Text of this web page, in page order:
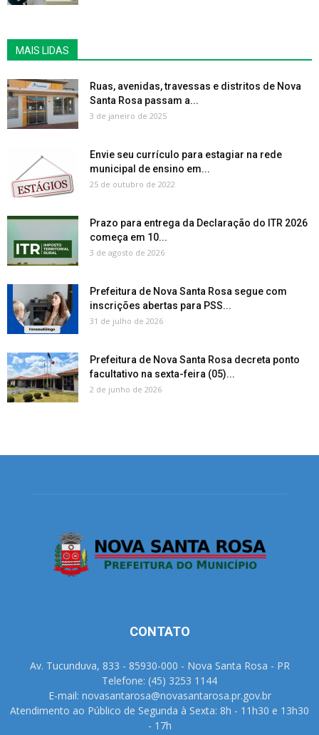
MAIS LIDAS
Ruas, avenidas, travessas e distritos de Nova
Santa Rosa passam a...
3 de janeiro de 2025
Envie seu currículo para estagiar na rede
municipal de ensino em...
25 de outubro de 2022
Prazo para entrega da Declaração do ITR 2026
começa em 10...
3 de agosto de 2026
Prefeitura de Nova Santa Rosa segue com
inscrições abertas para PSS...
31 de julho de 2026
Prefeitura de Nova Santa Rosa decreta ponto
facultativo na sexta-feira (05)...
2 de junho de 2026
CONTATO
Av. Tucunduva, 833 - 85930-000 - Nova Santa Rosa - PR
Telefone: (45) 3253 1144
E-mail: novasantarosa@novasantarosa.pr.gov.br
Atendimento ao Público de Segunda à Sexta: 8h - 11h30 e 13h30
- 17h